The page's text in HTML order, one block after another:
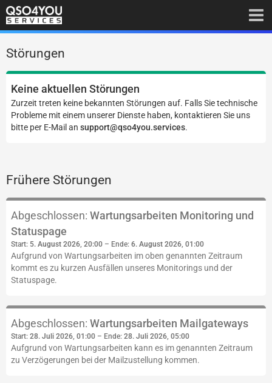
Störungen
Keine aktuellen Störungen
Zurzeit treten keine bekannten Störungen auf. Falls Sie technische
Probleme mit einem unserer Dienste haben, kontaktieren Sie uns
bitte per E-Mail an support@qso4you.services.
Frühere Störungen
Abgeschlossen: Wartungsarbeiten Monitoring und
Statuspage
Start: 5. August 2026, 20:00 – Ende: 6. August 2026, 01:00
Aufgrund von Wartungsarbeiten im oben genannten Zeitraum
kommt es zu kurzen Ausfällen unseres Monitorings und der
Statuspage.
Abgeschlossen: Wartungsarbeiten Mailgateways
Start: 28. Juli 2026, 01:00 – Ende: 28. Juli 2026, 05:00
Aufgrund von Wartungsarbeiten kann es im genannten Zeitraum
zu Verzögerungen bei der Mailzustellung kommen.